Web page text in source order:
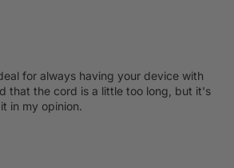
for always having your device with
that the cord is a little too long, but it's
in my opinion.